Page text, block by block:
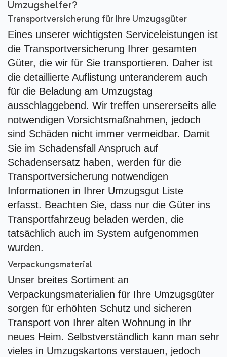
Umzugshelfer?
Transportversicherung für Ihre Umzugsgüter
Eines unserer wichtigsten Serviceleistungen ist
die Transportversicherung Ihrer gesamten
Güter, die wir für Sie transportieren. Daher ist
die detaillierte Auflistung unteranderem auch
für die Beladung am Umzugstag
ausschlaggebend. Wir treffen unsererseits alle
notwendigen Vorsichtsmaßnahmen, jedoch
sind Schäden nicht immer vermeidbar. Damit
Sie im Schadensfall Anspruch auf
Schadensersatz haben, werden für die
Transportversicherung notwendigen
Informationen in Ihrer Umzugsgut Liste
erfasst. Beachten Sie, dass nur die Güter ins
Transportfahrzeug beladen werden, die
tatsächlich auch im System aufgenommen
wurden.
Verpackungsmaterial
Unser breites Sortiment an
Verpackungsmaterialien für Ihre Umzugsgüter
sorgen für erhöhten Schutz und sicheren
Transport von Ihrer alten Wohnung in Ihr
neues Heim. Selbstverständlich kann man sehr
vieles in Umzugskartons verstauen, jedoch